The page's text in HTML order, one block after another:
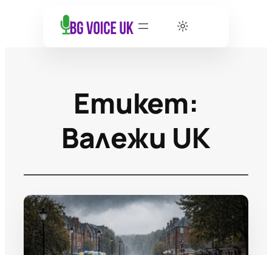
Етикет:
Валежи UK